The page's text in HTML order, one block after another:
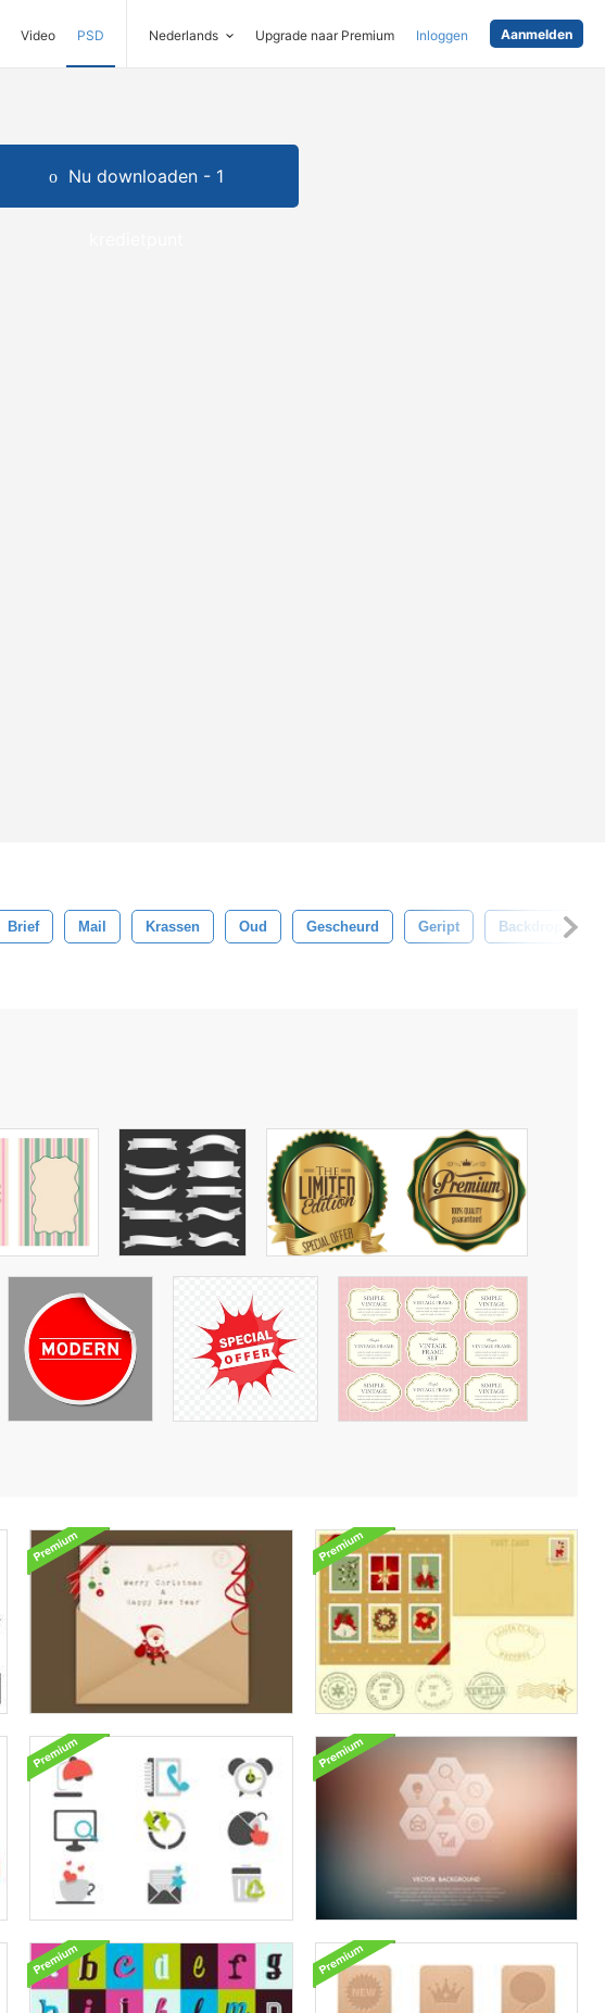
Video PSD Nederlands Upgrade naar Premium Inloggen Aanmelden
Nu downloaden - 1
Brief Mail Krassen Oud Gescheurd Geript Backdrop